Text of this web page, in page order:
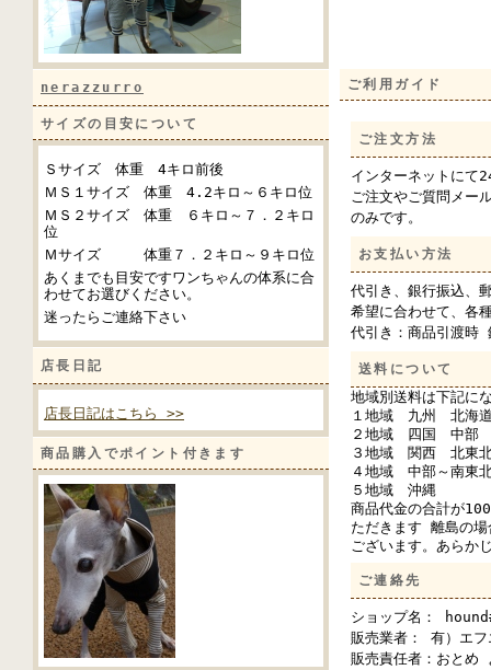
nerazzurro
サイズの目安について
Ｓサイズ 体重 4キロ前後
ＭＳ１サイズ 体重 4.2キロ～６キロ位
ＭＳ２サイズ 体重 ６キロ～７．２キロ
位
Ｍサイズ 体重７．２キロ～９キロ位
あくまでも目安ですワンちゃんの体系に合
わせてお選びください。
迷ったらご連絡下さい
店長日記
店長日記はこちら >>
商品購入でポイント付きます
ご利用ガイド
ご注文方法
インターネットにて
ご注文やご質問メー
のみです。
お支払い方法
代引き、銀行振込、
希望に合わせて、各
代引き：商品引渡時
送料について
地域別送料は下記に
１地域 九州 北海
２地域 四国 中
３地域 関西 北東
４地域 中部～南東
５地域 沖縄
商品代金の合計が
ただきます 離島の
ございます。あらか
ご連絡先
ショップ名：
販売業者： 有）エフ
販売責任者：おとめ